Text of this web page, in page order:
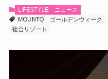
LIFESTYLE
ニュース
MOUNTQ
ゴールデンウィーク
複合リゾート